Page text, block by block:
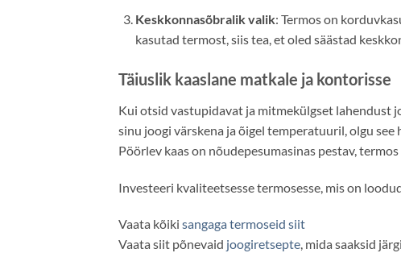
Keskkonnasõbralik valik: Termos on
kasutad termost, siis tea, et oled säästad
Täiuslik kaaslane matkale ja kontorisse
Kui otsid vastupidavat ja mitmekülgset lahendust
sinu joogi värskena ja õigel temperatuuril, olgu
Pöörlev kaas on nõudepesumasinas pestav,
Investeeri kvaliteetsesse termosesse, mis on
Vaata kõiki sangaga termoseid siit
Vaata siit põnevaid joogiretsepte, mida saaksid